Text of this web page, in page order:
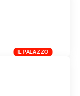
IL PALAZZO